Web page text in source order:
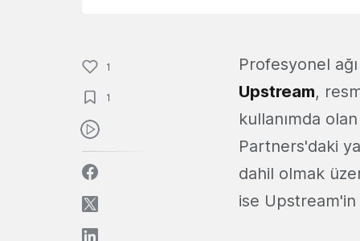
1
1
Profesyonel
Upstream,
kullanımda
Partners'daki
dahil olmak
ise Upstream'in